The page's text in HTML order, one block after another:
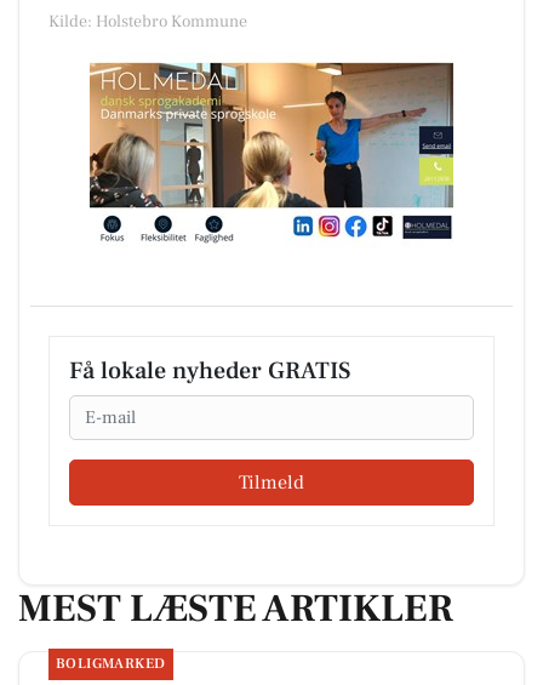
Kilde: Holstebro Kommune
Få lokale nyheder GRATIS
Email
Tilmeld
MEST LÆSTE ARTIKLER
BOLIGMARKED